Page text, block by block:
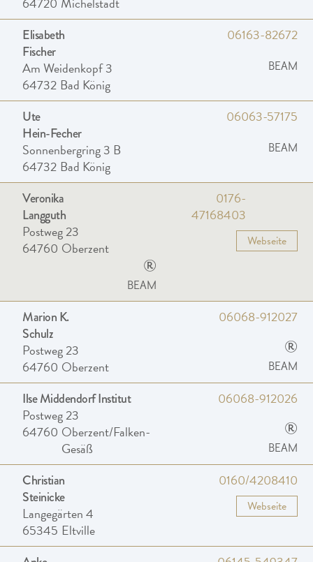
Elisabeth
Fischer
Am Weidenkopf 3
64732 Bad König
06163-82672
BEAM
Ute
Hein-Fecher
Sonnenbergring 3 B
64732 Bad König
06063-57175
BEAM
Veronika
Langguth
Postweg 23
64760 Oberzent
0176-
47168403
Webseite
®
BEAM
Marion K.
Schulz
Postweg 23
64760 Oberzent
06068-912027
®
BEAM
Ilse Middendorf Institut
Postweg 23
64760 Oberzent/Falken-
Gesäß
06068-912026
®
BEAM
Christian
Steinicke
Langegärten 4
65345 Eltville
0160/4208410
Webseite